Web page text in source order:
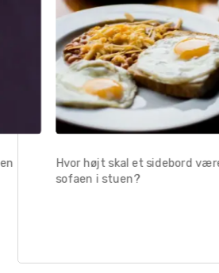
Hvor højt skal et sidebord
sofaen i stuen?